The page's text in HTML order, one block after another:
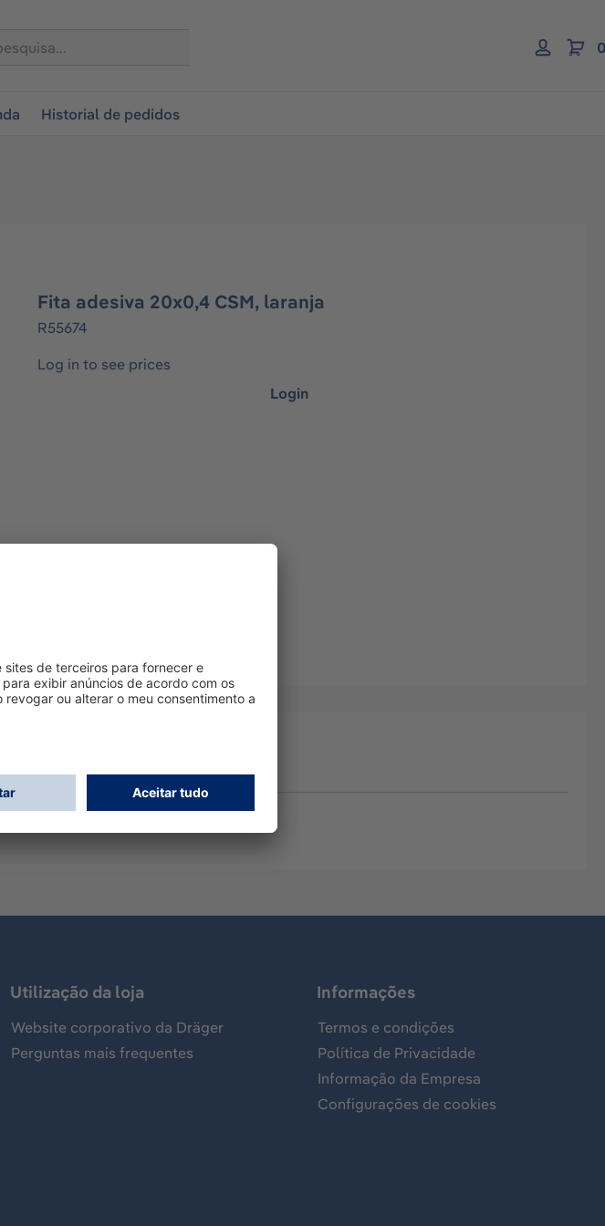
Historial de pedidos
Fita adesiva 20x0,4 CSM, laranja
R55674
Log in to see prices
Login
Utilização da loja
Website corporativo da Dräger
Perguntas mais frequentes
Informações
Termos e condições
Política de Privacidade
Informação da Empresa
Configurações de cookies